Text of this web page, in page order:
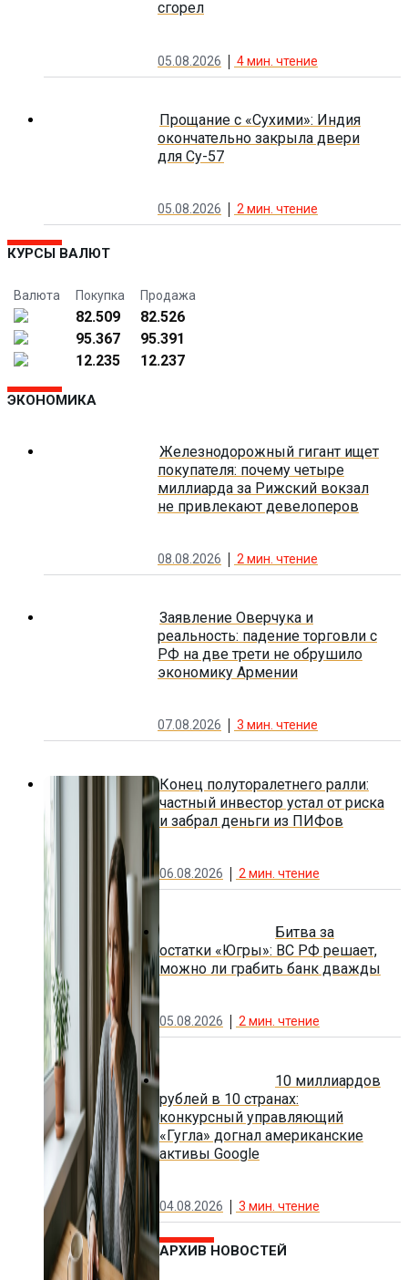
сгорел
05.08.2026 4мин. чтение
Прощание с «Сухими»: Индия
окончательно закрыла двери
для Су-57
05.08.2026 2мин. чтение
КУРСЫ ВАЛЮТ
Валюта Покупка Продажа
82.509
82.526
95.367
95.391
12.235
12.237
ЭКОНОМИКА
Железнодорожный гигант ищет
покупателя: почему четыре
миллиарда за Рижский вокзал
не привлекают девелоперов
08.08.2026 2 мин. чтение
Заявление Оверчука и
реальность: падение торговли с
РФ на две трети не обрушило
экономику Армении
07.08.2026 3 мин. чтение
Конец полуторалетнего ралли:
частный инвестор устал от риска
и забрал деньги из ПИФов
06.08.2026 2 мин. чтение
Битва за
остатки «Югры»: ВС РФ решает,
можно ли грабить банк дважды
05.08.2026 2мин. чтение
10 миллиардов
рублей в 10 странах:
конкурсный управляющий
«Гугла» догнал американские
активы Google
04.08.2026 3 мин. чтение
АРХИВ НОВОСТЕЙ